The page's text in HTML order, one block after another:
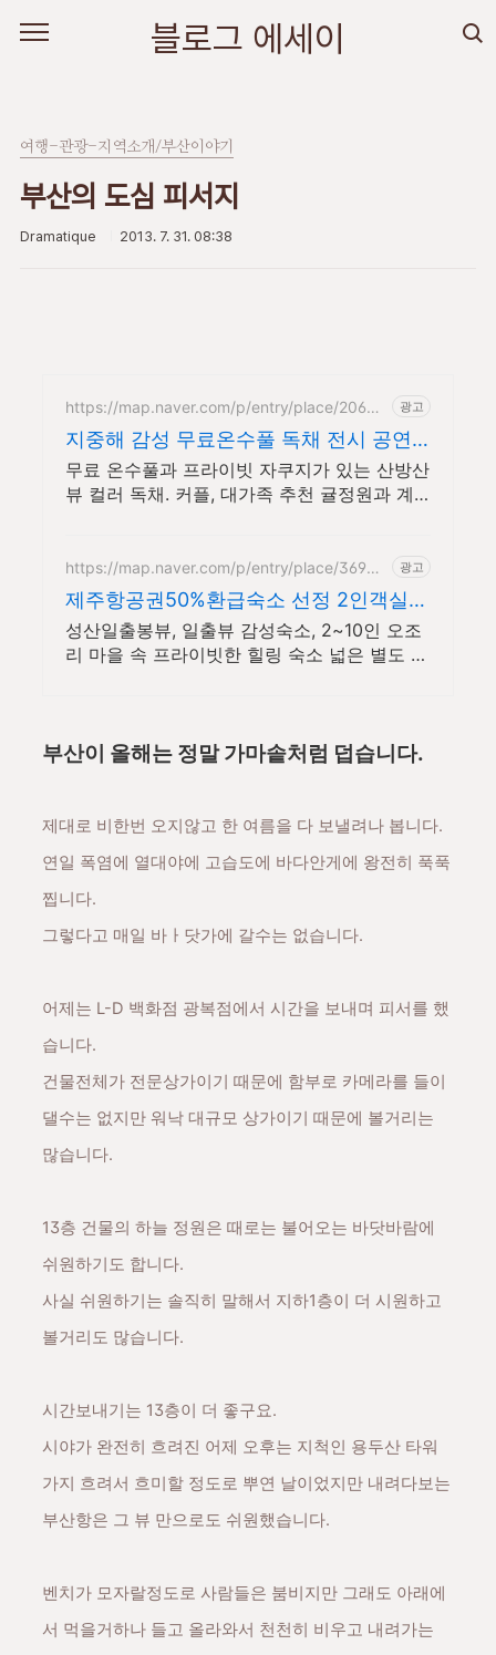
블로그 에세이
여행-관광-지역소개/부산이야기
부산의 도심 피서지
Dramatique 2013. 7. 31. 08:38
https://map.naver.com/p/entry/place/20637
광고
지중해 감성 무료온수풀 독채 전시 공연
갤러리 문화공간
무료 온수풀과 프라이빗 자쿠지가 있는 산방산
뷰 컬러 독채. 커플, 대가족 추천 귤정원과 계
https://map.naver.com/p/entry/place/36957
광고
제주항공권50%환급숙소 선정 2인객실부
터 10인객실 구성
성산일출봉뷰, 일출뷰 감성숙소, 2~10인 오조
리 마을 속 프라이빗한 힐링 숙소 넓은 별도 전
부산이 올해는 정말 가마솥처럼 덥습니다.
제대로 비한번 오지않고 한 여름을 다 보낼려나 봅니다.
연일 폭염에 열대야에 고습도에 바다안게에 왕전히 푹푹
찝니다.
그렇다고 매일 바ㅏ닷가에 갈수는 없습니다.
어제는 L-D 백화점 광복점에서 시간을 보내며 피서를 했
습니다.
건물전체가 전문상가이기 때문에 함부로 카메라를 들이
댈수는 없지만 워낙 대규모 상가이기 때문에 볼거리는
많습니다.
13층 건물의 하늘 정원은 때로는 불어오는 바닷바람에
쉬원하기도 합니다.
사실 쉬원하기는 솔직히 말해서 지하1층이 더 시원하고
볼거리도 많습니다.
시간보내기는 13층이 더 좋구요.
시야가 완전히 흐려진 어제 오후는 지척인 용두산 타워
가지 흐려서 흐미할 정도로 뿌연 날이었지만 내려다보는
부산항은 그 뷰 만으로도 쉬원했습니다.
벤치가 모자랄정도로 사람들은 붐비지만 그래도 아래에
서 먹을거하나 들고 올라와서 천천히 비우고 내려가는